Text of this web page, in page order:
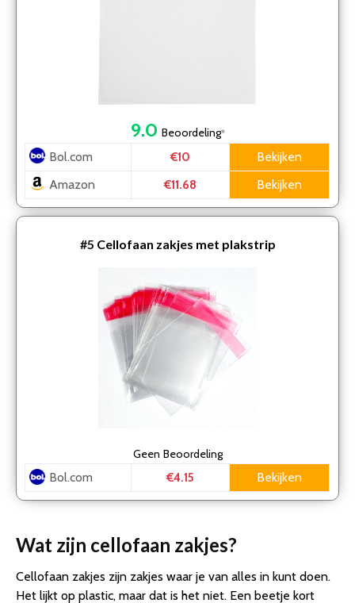
9.0 Beoordeling*
Bol.com €10
Bekijken
Amazon
€11.68 Bekijken
#5 Cellofaan zakjes met plakstrip
Geen Beoordeling
Bol.com €4.15 Bekijken
Wat zijn cellofaan zakjes?
Cellofaan zakjes zijn zakjes waar je van alles in kunt doen.
Het lijkt op plastic, maar dat is het niet. Een beetje kort